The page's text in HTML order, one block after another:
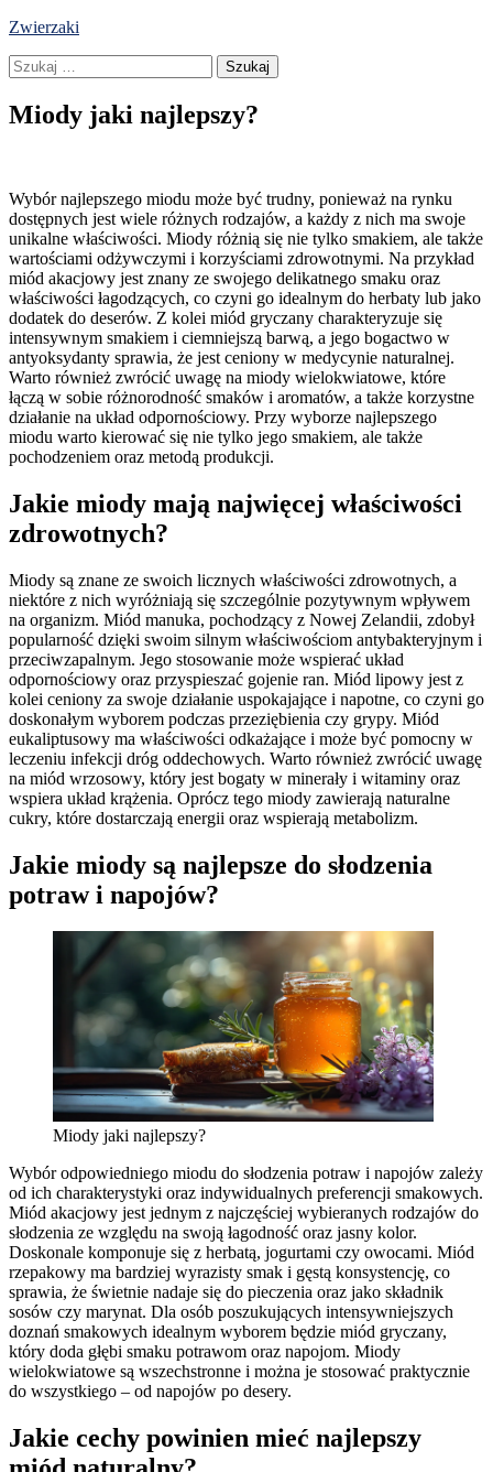
Skip
content
Zwierzaki
Szukaj:
Miody jaki najlepszy?
Wybór najlepszego miodu może być trudny, ponieważ na rynku
dostępnych jest wiele różnych rodzajów, a każdy z nich ma swoje
unikalne właściwości. Miody różnią się nie tylko smakiem, ale także
wartościami odżywczymi i korzyściami zdrowotnymi. Na przykład
miód akacjowy jest znany ze swojego delikatnego smaku oraz
właściwości łagodzących, co czyni go idealnym do herbaty lub jako
dodatek do deserów. Z kolei miód gryczany charakteryzuje się
intensywnym smakiem i ciemniejszą barwą, a jego bogactwo w
antyoksydanty sprawia, że jest ceniony w medycynie naturalnej.
Warto również zwrócić uwagę na miody wielokwiatowe, które
łączą w sobie różnorodność smaków i aromatów, a także korzystne
działanie na układ odpornościowy. Przy wyborze najlepszego
miodu warto kierować się nie tylko jego smakiem, ale także
pochodzeniem oraz metodą produkcji.
Jakie miody mają najwięcej właściwości
zdrowotnych?
Miody są znane ze swoich licznych właściwości zdrowotnych, a
niektóre z nich wyróżniają się szczególnie pozytywnym wpływem
na organizm. Miód manuka, pochodzący z Nowej Zelandii, zdobył
popularność dzięki swoim silnym właściwościom antybakteryjnym i
przeciwzapalnym. Jego stosowanie może wspierać układ
odpornościowy oraz przyspieszać gojenie ran. Miód lipowy jest z
kolei ceniony za swoje działanie uspokajające i napotne, co czyni go
doskonałym wyborem podczas przeziębienia czy grypy. Miód
eukaliptusowy ma właściwości odkażające i może być pomocny w
leczeniu infekcji dróg oddechowych. Warto również zwrócić uwagę
na miód wrzosowy, który jest bogaty w minerały i witaminy oraz
wspiera układ krążenia. Oprócz tego miody zawierają naturalne
cukry, które dostarczają energii oraz wspierają metabolizm.
Jakie miody są najlepsze do słodzenia
potraw i napojów?
Miody jaki najlepszy?
Wybór odpowiedniego miodu do słodzenia potraw i napojów zależy
od ich charakterystyki oraz indywidualnych preferencji smakowych.
Miód akacjowy jest jednym z najczęściej wybieranych rodzajów do
słodzenia ze względu na swoją łagodność oraz jasny kolor.
Doskonale komponuje się z herbatą, jogurtami czy owocami. Miód
rzepakowy ma bardziej wyrazisty smak i gęstą konsystencję, co
sprawia, że świetnie nadaje się do pieczenia oraz jako składnik
sosów czy marynat. Dla osób poszukujących intensywniejszych
doznań smakowych idealnym wyborem będzie miód gryczany,
który doda głębi smaku potrawom oraz napojom. Miody
wielokwiatowe są wszechstronne i można je stosować praktycznie
do wszystkiego – od napojów po desery.
Jakie cechy powinien mieć najlepszy